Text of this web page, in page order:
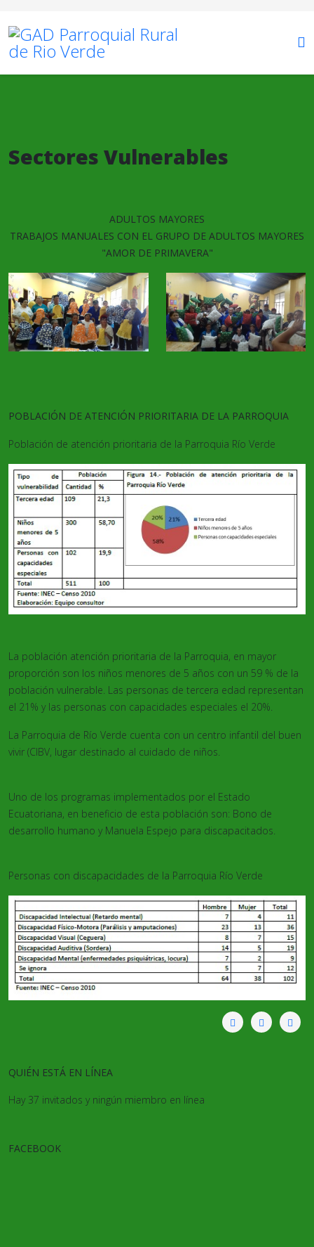
Sectores Vulnerables
ADULTOS MAYORES
TRABAJOS MANUALES CON EL GRUPO DE ADULTOS MAYORES
"AMOR DE PRIMAVERA"
POBLACIÓN DE ATENCIÓN PRIORITARIA DE LA PARROQUIA
Población de atención prioritaria de la Parroquia Río Verde
La población atención prioritaria de la Parroquia, en mayor
proporción son los niños menores de 5 años con un 59 % de la
población vulnerable. Las personas de tercera edad representan
el 21% y las personas con capacidades especiales el 20%.
La Parroquia de Río Verde cuenta con un centro infantil del buen
vivir (CIBV, lugar destinado al cuidado de niños.
Uno de los programas implementados por el Estado
Ecuatoriana, en beneficio de esta población son: Bono de
desarrollo humano y Manuela Espejo para discapacitados.
Personas con discapacidades de la Parroquia Río Verde
QUIÉN ESTÁ EN LÍNEA
Hay 37 invitados y ningún miembro en línea
FACEBOOK